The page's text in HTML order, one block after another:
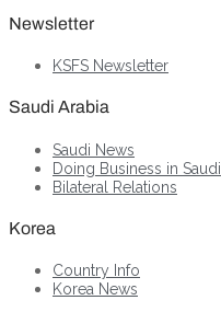
Newsletter
KSFS Newsletter
Saudi Arabia
Saudi News
Doing Business in Saudi
Bilateral Relations
Korea
Country Info
Korea News